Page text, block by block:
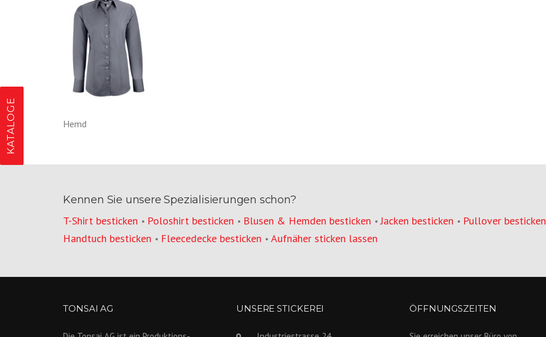
Hemd
KATALOGE
Kennen Sie unsere Spezialisierungen schon?
T-Shirt besticken • Poloshirt besticken • Blusen & Hemden besticken •Jacken besticken • Pullover besticken
Handtuch besticken • Fleecedecke besticken • Aufnäher sticken lassen
TONSAI AG UNSERE STICKEREI ÖFFNUNGSZEITEN